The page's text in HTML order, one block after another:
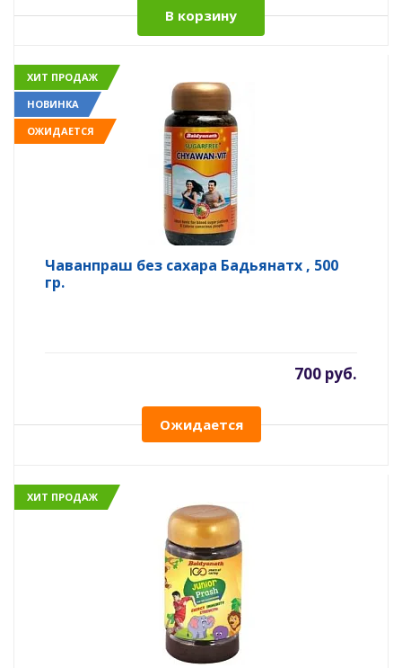
В корзину
ХИТ ПРОДАЖ
НОВИНКА
ОЖИДАЕТСЯ
Чаванпраш без сахара Бадьянатх , 500
гр.
700 руб.
Ожидается
ХИТ ПРОДАЖ